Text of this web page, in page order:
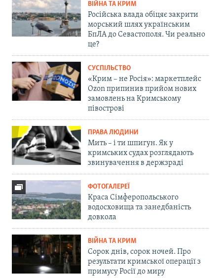
ВІЙНА ТА КРИМ
Російська влада обіцяє закрити
морський шлях українським
БпЛА до Севастополя. Чи реально
це?
СУСПІЛЬСТВО
«Крим – не Росія»: маркетплейс
Ozon припинив прийом нових
замовлень на Кримському
півострові
ПРАВА ЛЮДИНИ
Мить – і ти шпигун. Як у
кримських судах розглядають
звинувачення в держзраді
ФОТОГАЛЕРЕЇ
Краса Сімферопольського
водосховища та занедбаність
довкола
ВІЙНА ТА КРИМ
Сорок днів, сорок ночей. Про
результати кримської операції з
примусу Росії до миру